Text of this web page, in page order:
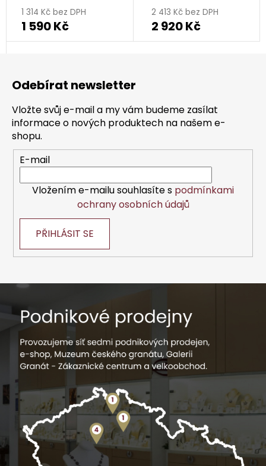
1 314 Kč bez DPH
1 590 Kč
2 413 Kč bez DPH
2 920 Kč
Odebírat newsletter
Vložte svůj e-mail a my vám budeme zasílat
informace o nových produktech na našem e-
shopu.
E-mail
Vložením e-mailu souhlasíte s podmínkami
ochrany osobních údajů
PŘIHLÁSIT SE